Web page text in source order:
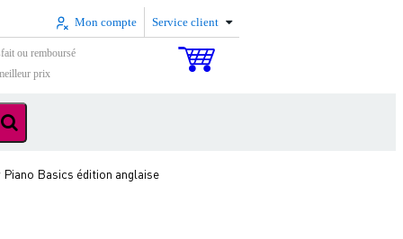
Mon compte Service client
ou remboursé
prix
Basics édition anglaise